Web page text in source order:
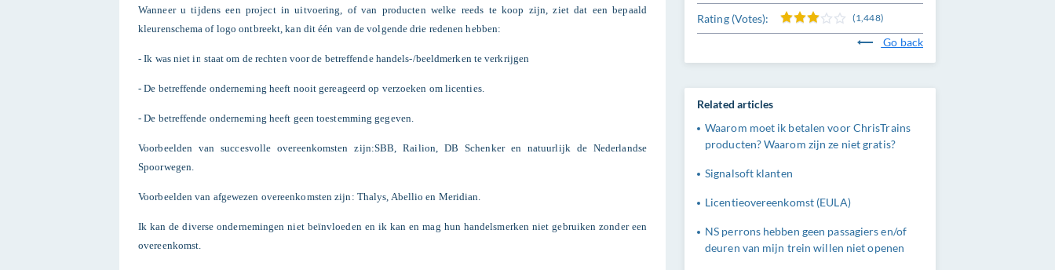
Wanneer u tijdens een project in uitvoering, of van producten welke reeds te koop zijn, ziet dat een bepaald
kleurenschema of logo ontbreekt, kan dit één van de volgende drie redenen hebben:
- Ik was niet in staat om de rechten voor de betreffende handels-/beeldmerken te verkrijgen
- De betreffende onderneming heeft nooit gereageerd op verzoeken om licenties.
- De betreffende onderneming heeft geen toestemming gegeven.
Voorbeelden van succesvolle overeenkomsten zijn:SBB, Railion, DB Schenker en natuurlijk de Nederlandse
Spoorwegen.
Voorbeelden van afgewezen overeenkomsten zijn: Thalys, Abellio en Meridian.
Ik kan de diverse ondernemingen niet beïnvloeden en ik kan en mag hun handelsmerken niet gebruiken zonder een
overeenkomst.
Rating (Votes): (1,448)
Go back
Related articles
Waarom moet ik betalen voor ChrisTrains
producten? Waarom zijn ze niet gratis?
Signalsoft klanten
Licentieovereenkomst (EULA)
NS perrons hebben geen passagiers en/of
deuren van mijn trein willen niet openen